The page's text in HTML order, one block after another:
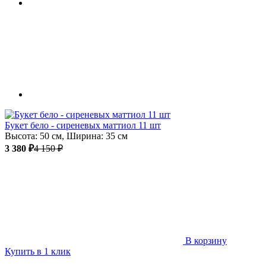
Букет бело - сиреневых маттиол 11 шт
Высота: 50 см, Ширина: 35 см
3 380 ₽4 150 ₽
В корзину
Купить в 1 клик